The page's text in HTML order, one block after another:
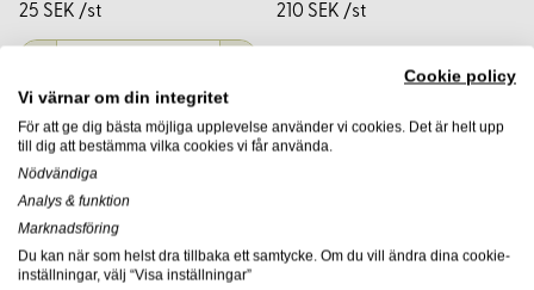
brickvävning. Vi erbjuder produkter av hög kvalitet och
detaljerad information för att stödja ditt skapande. Handla
tryggt hos oss och upptäck glädjen i att skapa med
traditionella tekniker.
Vanliga frågor och svar
Vilken teknik är bäst för nybörjare?
25 SEK /st 210 SEK /st
Cookie policy
Vi värnar om din integritet
För att ge dig bästa möjliga upplevelse använder vi cookies. Det är helt upp
till dig att bestämma vilka cookies vi får använda.
Nödvändiga
Analys & funktion
Marknadsföring
Du kan när som helst dra tillbaka ett samtycke. Om du vill ändra dina cookie-
inställningar, välj “Visa inställningar”